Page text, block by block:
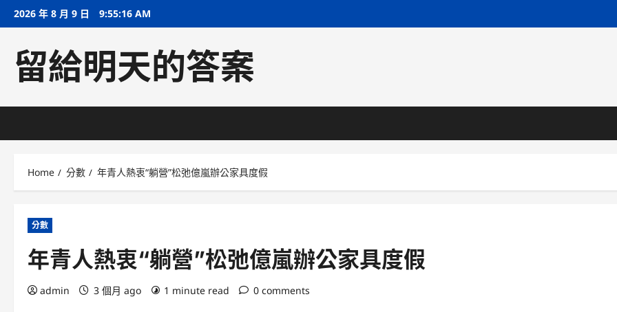
Skip2026 年 8 月 9 日 9:55:17 AM
留給明天的答案
Home 分數 年青人熱衷“躺營”松弛億嵐辦公家具度假
分數
年青人熱衷“躺營”松弛億嵐辦公家具度假
admin 3 個月 ago 1 minute read 0 comments